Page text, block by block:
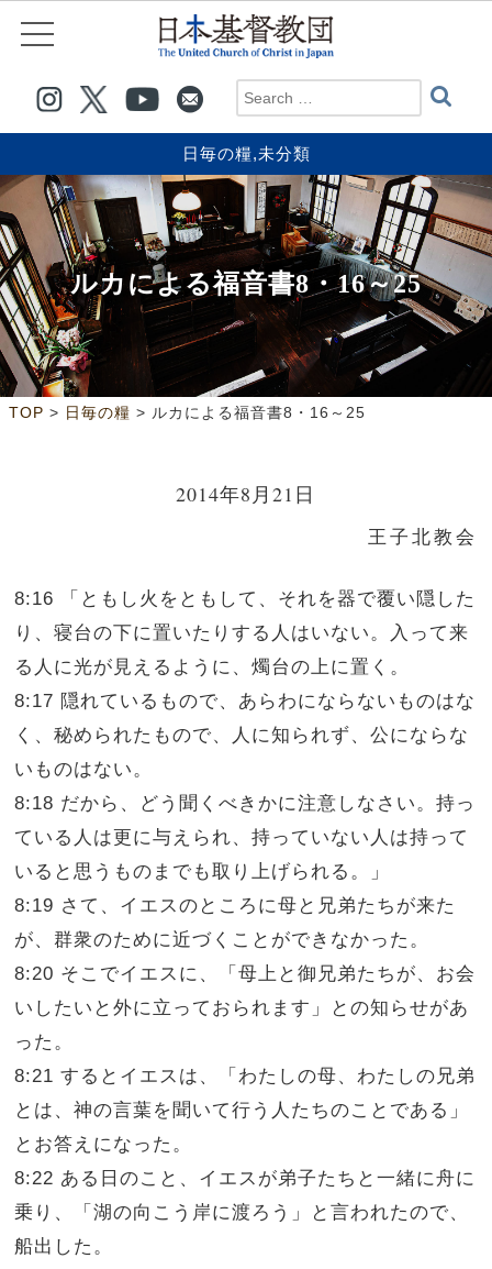
日毎の糧,未分類
ルカによる福音書8・16～25
TOP > 日毎の糧 > ルカによる福音書8・16～25
2014年8月21日
王子北教会
8:16 「ともし火をともして、それを器で覆い隠した
り、寝台の下に置いたりする人はいない。入って来
る人に光が見えるように、燭台の上に置く。
8:17 隠れているもので、あらわにならないものはな
く、秘められたもので、人に知られず、公にならな
いものはない。
8:18 だから、どう聞くべきかに注意しなさい。持っ
ている人は更に与えられ、持っていない人は持って
いると思うものまでも取り上げられる。」
8:19 さて、イエスのところに母と兄弟たちが来た
が、群衆のために近づくことができなかった。
8:20 そこでイエスに、「母上と御兄弟たちが、お会
いしたいと外に立っておられます」との知らせがあ
った。
8:21 するとイエスは、「わたしの母、わたしの兄弟
とは、神の言葉を聞いて行う人たちのことである」
とお答えになった。
8:22 ある日のこと、イエスが弟子たちと一緒に舟に
乗り、「湖の向こう岸に渡ろう」と言われたので、
船出した。